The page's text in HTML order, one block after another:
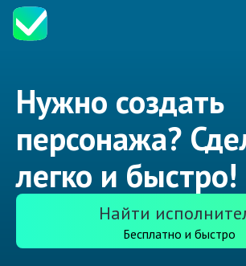
Нужно создать
персонажа?
легко и быстро!
Найти
Бесплатно и быстро